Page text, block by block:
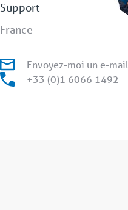
Support
France
Envoyez-moi un e-mail
+33 (0)1 6066 1492